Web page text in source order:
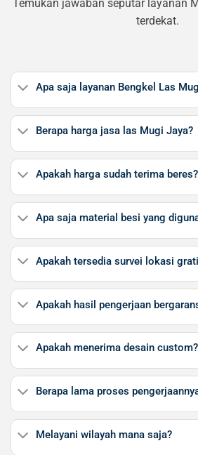
Temukan jawaban seputar layanan
terdekat.
Apa saja layanan Bengkel Las
Berapa harga jasa las Mugi Jaya?
Apakah harga sudah terima beres?
Apa saja material besi yang
Apakah tersedia survei lokasi
Apakah hasil pengerjaan
Apakah menerima desain custom?
Berapa lama proses
Melayani wilayah mana saja?